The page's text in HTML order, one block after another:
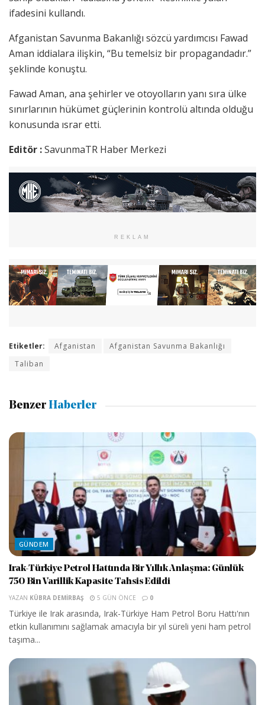
ifadesini kullandı.
Afganistan Savunma Bakanlığı sözcü yardımcısı Fawad
Aman iddialara ilişkin, “Bu temelsiz bir propagandadır.”
şeklinde konuştu.
Fawad Aman, ana şehirler ve otoyolların yanı sıra ülke
sınırlarının hükümet güçlerinin kontrolü altında olduğu
konusunda ısrar etti.
Editör :SavunmaTR Haber Merkezi
REKLAM
Etiketler: Afganistan
Afganistan Savunma Bakanlığı
Taliban
Benzer Haberler
GÜNDEM
Irak-Türkiye Petrol Hattında Bir Yıllık Anlaşma: Günlük
750 Bin Varillik Kapasite Tahsis Edildi
YAZAN KÜBRA DEMIRBAŞ 5 GÜN ÖNCE 0
Türkiye ile Irak arasında, Irak-Türkiye Ham Petrol Boru Hattı'nın
etkin kullanımını sağlamak amacıyla bir yıl süreli yeni ham petrol
taşıma...